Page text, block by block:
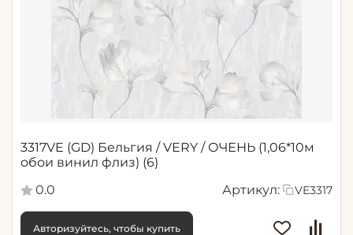
3317VE (GD) Бельгия / VERY / ОЧЕНЬ (1,06*10м
обои винил флиз) (6)
0.0
Артикул: VE3317
Авторизуйтесь, чтобы купить